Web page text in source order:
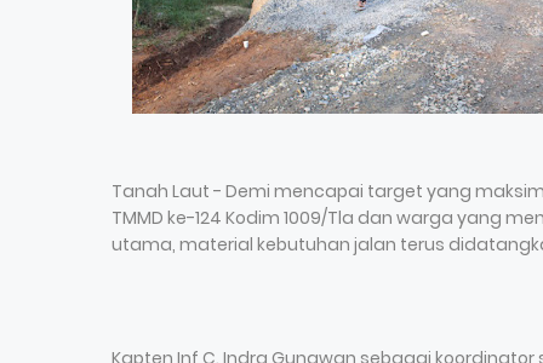
Tanah Laut - Demi mencapai target yang
TMMD ke-124 Kodim 1009/Tla dan warga yang
utama, material kebutuhan jalan terus
Kapten Inf C. Indra Gunawan sebagai